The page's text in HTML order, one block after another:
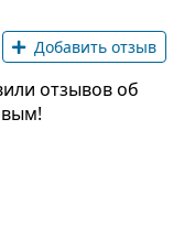
Добавить отзыв
отзывов об